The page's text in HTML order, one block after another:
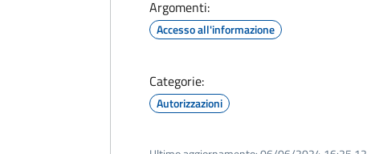
Argomenti:
Accesso all'informazione
Categorie:
Autorizzazioni